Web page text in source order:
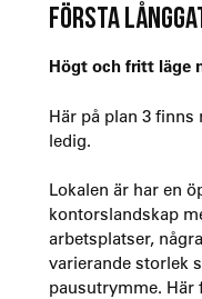
FÖRSTA
Högt och fritt läge
Här på plan 3 finns
ledig.
Lokalen är har en
kontorslandskap
arbetsplatser,
varierande storlek
pausutrymme. Här